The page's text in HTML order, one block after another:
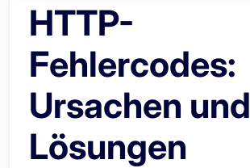
HTTP-
Fehlercodes:
Ursachen und
Lösungen